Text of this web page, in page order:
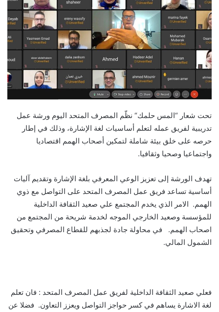
تحت شعار “المس حلمك“ نظّم المصرف المتحد اليوم ورشة عمل
تدريبية لفريق عمله لتعلم أساسيات لغة الإشارة، وذلك في إطار
حرصه على خلق بيئة شاملة لتمكين أصحاب الهمم اقتصاديا
واجتماعيا وصحيا وثقافيا.
تهدف الورشة إلى تعزيز الوعي المعرفي بلغة الإشارة وتقديم آليات
أساسية تساعد فريق عمل المصرف المتحد على التواصل مع ذوي
الهمم. الامر الذي يخدم المجتمع علي صعيد الثقافة الداخلية
للمؤسسة وصعيد الخارجي الموجه لخدمة شريحة من المجتمع من
اصحاب الهمم. في محاولة جادة لجذبهم للقطاع المصرفي وتحقيق
الشمول المالي.
فعلي صعيد الثقافة الداخلية لفريق عمل المصرف المتحد : فان تعلم
لغة الاشارة يساهم في كسر حواجز التواصل ويعزز التعاون. فضلا عن